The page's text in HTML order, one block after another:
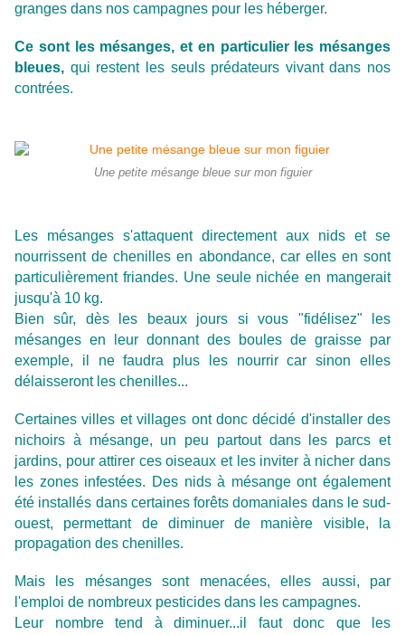
granges dans nos campagnes pour les héberger.
Ce sont les mésanges, et en particulier les mésanges
bleues, qui restent les seuls prédateurs vivant dans nos
contrées.
Une petite mésange bleue sur mon figuier
Les mésanges s'attaquent directement aux nids et se
nourrissent de chenilles en abondance, car elles en sont
particulièrement friandes. Une seule nichée en mangerait
jusqu'à 10 kg.
Bien sûr, dès les beaux jours si vous "fidélisez" les
mésanges en leur donnant des boules de graisse par
exemple, il ne faudra plus les nourrir car sinon elles
délaisseront les chenilles...
Certaines villes et villages ont donc décidé d'installer des
nichoirs à mésange, un peu partout dans les parcs et
jardins, pour attirer ces oiseaux et les inviter à nicher dans
les zones infestées. Des nids à mésange ont également
été installés dans certaines forêts domaniales dans le sud-
ouest, permettant de diminuerde manière visible,
la
propagation des chenilles.
Mais les mésanges sont menacées, elles aussi, par
l'emploi de nombreux pesticides dans les campagnes.
Leur nombre tend à diminuer...il faut donc que les